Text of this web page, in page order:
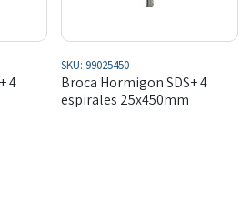
4
SKU: 99025450
Broca Hormigon SDS+ 4
espirales 25x450mm